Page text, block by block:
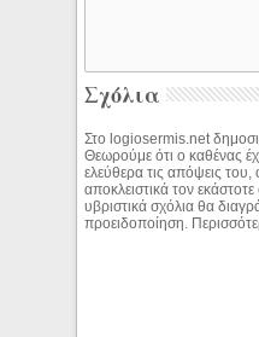
Σχόλια
Στο logiosermis.net
Θεωρούμε ότι ο καθένας
ελεύθερα τις απόψεις του,
αποκλειστικά τον
υβριστικά σχόλια θα
προειδοποίηση.